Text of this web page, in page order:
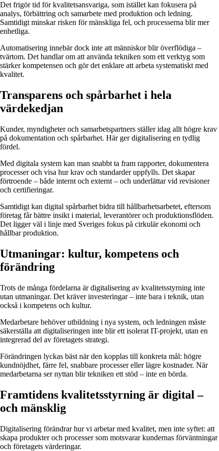
Det frigör tid för kvalitetsansvariga, som istället kan fokusera på
analys, förbättring och samarbete med produktion och ledning.
Samtidigt minskar risken för mänskliga fel, och processerna blir mer
enhetliga.
Automatisering innebär dock inte att människor blir överflödiga –
tvärtom. Det handlar om att använda tekniken som ett verktyg som
stärker kompetensen och gör det enklare att arbeta systematiskt med
kvalitet.
Transparens och spårbarhet i hela
värdekedjan
Kunder, myndigheter och samarbetspartners ställer idag allt högre krav
på dokumentation och spårbarhet. Här ger digitalisering en tydlig
fördel.
Med digitala system kan man snabbt ta fram rapporter, dokumentera
processer och visa hur krav och standarder uppfylls. Det skapar
förtroende – både internt och externt – och underlättar vid revisioner
och certifieringar.
Samtidigt kan digital spårbarhet bidra till hållbarhetsarbetet, eftersom
företag får bättre insikt i material, leverantörer och produktionsflöden.
Det ligger väl i linje med Sveriges fokus på cirkulär ekonomi och
hållbar produktion.
Utmaningar: kultur, kompetens och
förändring
Trots de många fördelarna är digitalisering av kvalitetsstyrning inte
utan utmaningar. Det kräver investeringar – inte bara i teknik, utan
också i kompetens och kultur.
Medarbetare behöver utbildning i nya system, och ledningen måste
säkerställa att digitaliseringen inte blir ett isolerat IT-projekt, utan en
integrerad del av företagets strategi.
Förändringen lyckas bäst när den kopplas till konkreta mål: högre
kundnöjdhet, färre fel, snabbare processer eller lägre kostnader. När
medarbetarna ser nyttan blir tekniken ett stöd – inte en börda.
Framtidens kvalitetsstyrning är digital –
och mänsklig
Digitalisering förändrar hur vi arbetar med kvalitet, men inte syftet: att
skapa produkter och processer som motsvarar kundernas förväntningar
och företagets värderingar.